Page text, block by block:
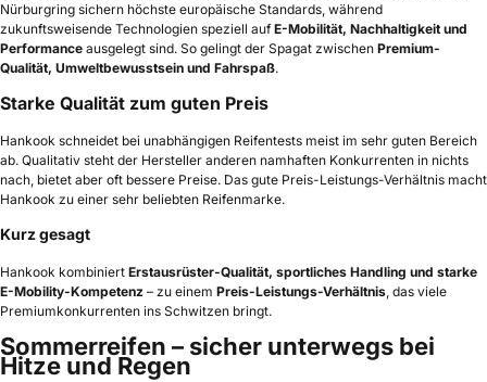
Nürburgring sichern höchste europäische Standards, während
zukunftsweisende Technologien speziell aufE-Mobilität, Nachhaltigkeit und
Performance ausgelegt sind. So gelingt der Spagat zwischen Premium-
Qualität, Umweltbewusstsein und Fahrspaß.
Starke Qualität zum guten Preis
Hankook schneidet bei unabhängigen Reifentests meist im sehr guten Bereich
ab. Qualitativ steht der Hersteller anderen namhaften Konkurrenten in nichts
nach, bietet aber oft bessere Preise. Das gute Preis-Leistungs-Verhältnis macht
Hankook zu einer sehr beliebten Reifenmarke.
Kurz gesagt
Hankook kombiniert Erstausrüster-Qualität, sportliches Handling und starke
E-Mobility-Kompetenz – zu einem Preis-Leistungs-Verhältnis, das viele
Premiumkonkurrenten ins Schwitzen bringt.
Sommerreifen – sicher unterwegs bei
Hitze und Regen